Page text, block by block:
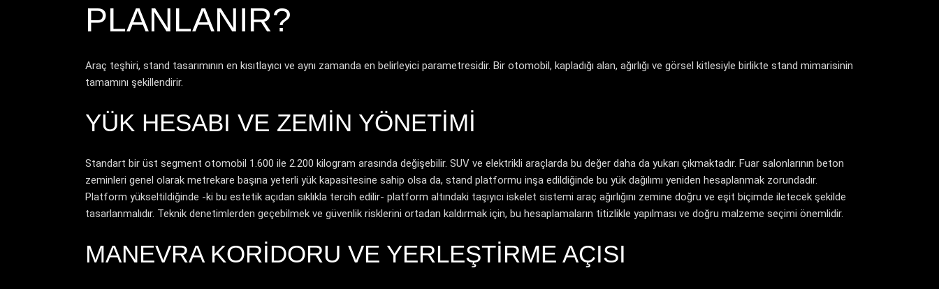
PLANLANIR?
Araç teşhiri, stand tasarımının en kısıtlayıcı ve aynı zamanda en belirleyici parametresidir. Bir otomobil, kapladığı alan, ağırlığı ve görsel kitlesiyle birlikte stand mimarisinin
tamamını şekillendirir.
YÜK HESABI VE ZEMIN YÖNETIMI
Standart bir üst segment otomobil 1.600 ile 2.200 kilogram arasında değişebilir. SUV ve elektrikli araçlarda bu değer daha da yukarı çıkmaktadır. Fuar salonlarının beton
zeminleri genel olarak metrekare başına yeterli yük kapasitesine sahip olsa da, stand platformu inşa edildiğinde bu yük dağılımı yeniden hesaplanmak zorundadır.
Platform yükseltildiğinde -ki bu estetik açıdan sıklıkla tercih edilir- platform altındaki taşıyıcı iskelet sistemi araç ağırlığını zemine doğru ve eşit biçimde iletecek şekilde
tasarlanmalıdır. Teknik denetimlerden geçebilmek ve güvenlik risklerini ortadan kaldırmak için, bu hesaplamaların titizlikle yapılması ve doğru malzeme seçimi önemlidir.
MANEVRA KORIDORU VE YERLEŞTIRME AÇISI